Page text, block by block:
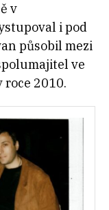
v
i pod
působil mezi
ve
roce 2010.